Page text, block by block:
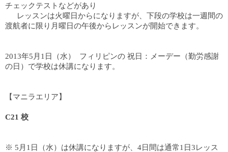
チェックテストなどがあり
レッスンは火曜日からになりますが、下段の学校は一週間の
渡航者に限り月曜日の午後からレッスンが開始できます。
2013年5月1日（水） フィリピンの 祝日：メーデー（勤労感謝
の日）で学校は休講になります。
【マニラエリア】
C21 校
※ 5月1日（水）は休講になりますが、4日間は通常1日3レッス